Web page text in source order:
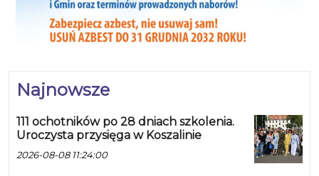
Najnowsze
111 ochotników po 28 dniach szkolenia.
Uroczysta przysięga w Koszalinie
2026-08-08 11:24:00